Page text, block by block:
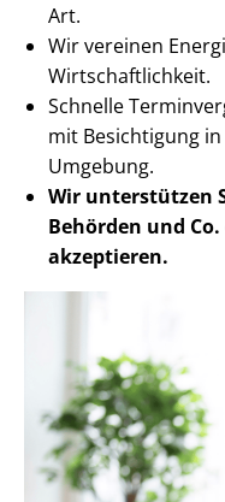
Art.
Wir vereinen
Wirt­schaft­lich­keit.
Schnelle
mit Besichtigung
Umgebung.
Wir unterstützen
Behörden und
akzeptieren.